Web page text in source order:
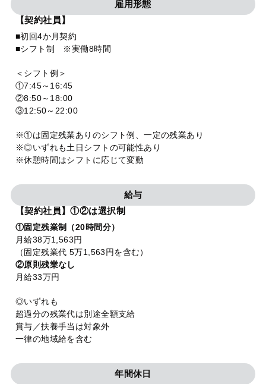
雇用形態
【契約社員】
■初回4か月契約
■シフト制 ※実働8時間
＜シフト例＞
①7:45～16:45
②8:50～18:00
③12:50～22:00
※①は固定残業ありのシフト例、一定の残業あり
※◎いずれも土日シフトの可能性あり
※休憩時間はシフトに応じて変動
給与
【契約社員】①②は選択制
①固定残業制（20時間分）
月給38万1,563円
（固定残業代 5万1,563円を含む）
②原則残業なし
月給33万円
◎いずれも
超過分の残業代は別途全額支給
賞与／扶養手当は対象外
一律の地域給を含む
年間休日